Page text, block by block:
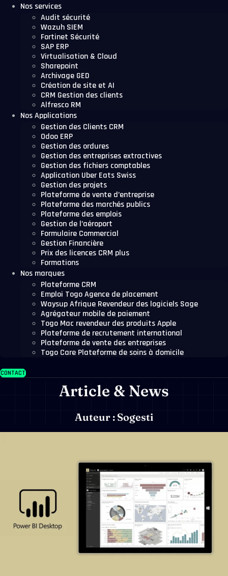
Nos services
Audit sécurité
Wazuh SIEM
Fortinet Sécurité
SAP ERP
Virtualisation & Cloud
Sharepoint
Archivage GED
Création de site et AI
CRM Gestion des clients
Alfresco RM
Nos Applications
Gestion des Clients CRM
Odoo ERP
Gestion des ordures
Gestion des entreprises extractives
Gestion des fichiers comptables
Application Uber Eats Swiss
Gestion des projets
Plateforme de vente d’entreprise
Plateforme des marchés publics
Plateforme des emplois
Gestion de l’aéroport
Formulaire Commercial
Gestion Financière
Prix des licences CRM plus
Formations
Nos marques
Plateforme CRM
Emploi Togo Agence de placement
Waysup Afrique Revendeur des logiciels Sage
Agrégateur mobile de paiement
Togo Mac revendeur des produits Apple
Plateforme de recrutement international
Plateforme de vente des entreprises
Togo Care Plateforme de soins à domicile
CONTACT
Article & News
Auteur : Sogesti